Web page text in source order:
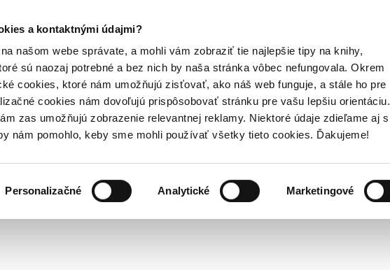
a kontaktnými údajmi?
našom webe správate, a mohli vám zobraziť tie najlepšie tipy na knihy,
sú naozaj potrebné a bez nich by naša stránka vôbec nefungovala. Okrem
cookies, ktoré nám umožňujú zisťovať, ako náš web funguje, a stále ho pre
cookies nám dovoľujú prispôsobovať stránku pre vašu lepšiu orientáciu.
zas umožňujú zobrazenie relevantnej reklamy. Niektoré údaje zdieľame aj s
nám pomohlo, keby sme mohli používať všetky tieto cookies. Ďakujeme!
Personalizačné Analytické Marketingové